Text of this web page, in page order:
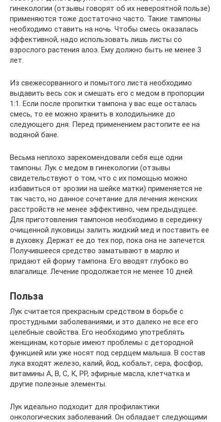
гинекологии (отзывы говорят об их невероятной пользе)
применяются тоже достаточно часто. Такие тампоны
необходимо ставить на ночь. Чтобы смесь оказалась
эффективной, надо использовать лишь листы со
взрослого растения алоэ. Ему должно быть не менее 3
лет.
Из свежесорванного и помытого листа необходимо
выдавить весь сок и смешать его с медом в пропорции
1:1. Если после пропитки тампона у вас еще осталась
смесь, то ее можно хранить в холодильнике до
следующего дня. Перед применением растопите ее на
водяной бане.
Весьма неплохо зарекомендовали себя еще одни
тампоны. Лук с медом в гинекологии (отзывы
свидетельствуют о том, что с их помощью можно
избавиться от эрозии на шейке матки) применяется не
так часто, но данное сочетание для лечения женских
расстройств не менее эффективно, чем предыдущее.
Для приготовления тампонов необходимо в серединку
очищенной луковицы залить жидкий мед и поставить ее
в духовку. Держат ее до тех пор, пока она не запечется.
Получившееся средство заматывают в марлю и
придают ей форму тампона. Его вводят глубоко во
влагалище. Лечение продолжается не менее 10 дней.
Польза
Лук считается прекрасным средством в борьбе с
простудными заболеваниями, и это далеко не все его
целебные свойства. Его необходимо употреблять
женщинам, которые имеют проблемы с детородной
функцией или уже носят под сердцем малыша. В состав
лука входят железо, калий, йод, кобальт, сера, фосфор,
витамины А, В, С, К, РР, эфирные масла, клетчатка и
другие полезные элементы.
Лук идеально подходит для профилактики
онкологических заболеваний. Он обладает следующими